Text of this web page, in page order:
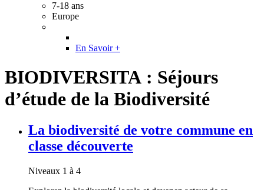
7-18 ans
Europe
En Savoir +
BIODIVERSITA : Séjours
d’étude de la Biodiversité
La biodiversité de votre commune en
classe découverte
Niveaux 1 à 4